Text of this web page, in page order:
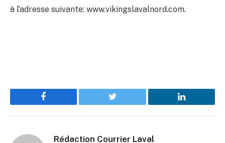
à l’adresse suivante: www.vikingslavalnord.com.
Facebook Twitter LinkedIn
Rédaction Courrier Laval